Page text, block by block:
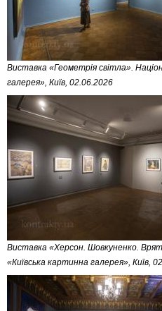
Виставка «Геометрія світла».
галерея», Київ, 02.06.2026
Виставка «Херсон. Шовкуненко.
«Київська картинна галерея», Київ,